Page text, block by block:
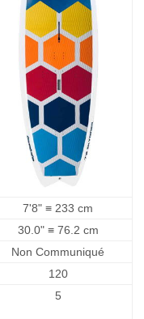
7'8" ≡ 233 cm
30.0" ≡ 76.2 cm
Non Communiqué
120
5